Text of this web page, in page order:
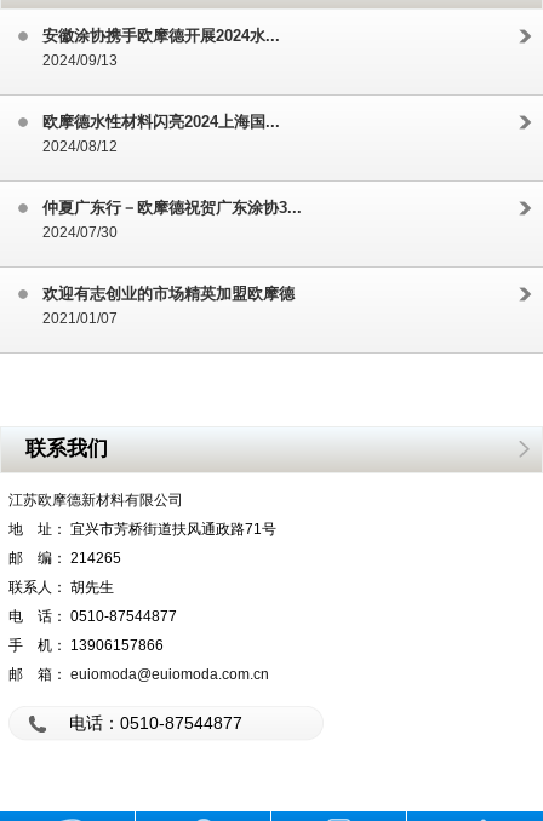
安徽涂协携手欧摩德开展2024水...
2024/09/13
欧摩德水性材料闪亮2024上海国...
2024/08/12
仲夏广东行－欧摩德祝贺广东涂协3...
2024/07/30
欢迎有志创业的市场精英加盟欧摩德
2021/01/07
联系我们
江苏欧摩德新材料有限公司
地 址： 宜兴市芳桥街道扶风通政路71号
邮 编： 214265
联系人： 胡先生
电 话： 0510-87544877
手 机： 13906157866
邮 箱： euiomoda@euiomoda.com.cn
电话：0510-87544877